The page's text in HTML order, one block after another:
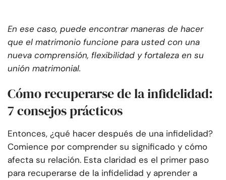
En ese caso, puede encontrar maneras de hacer
que el matrimonio funcione para usted con una
nueva comprensión, flexibilidad y fortaleza en su
unión matrimonial.
Cómo recuperarse de la infidelidad:
7 consejos prácticos
Entonces, ¿qué hacer después de una infidelidad?
Comience por comprender su significado y cómo
afecta su relación. Esta claridad es el primer paso
para recuperarse de la infidelidad y aprender a